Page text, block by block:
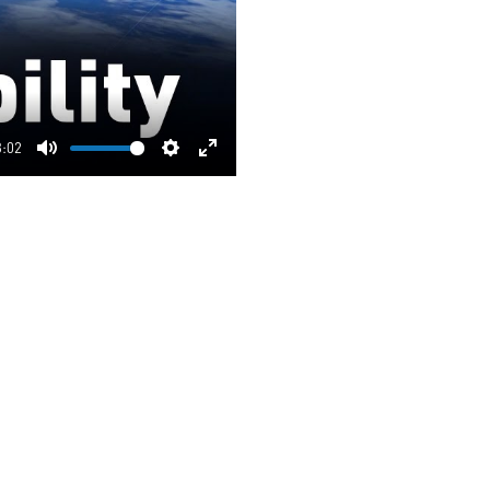
Mute Settings
Enter